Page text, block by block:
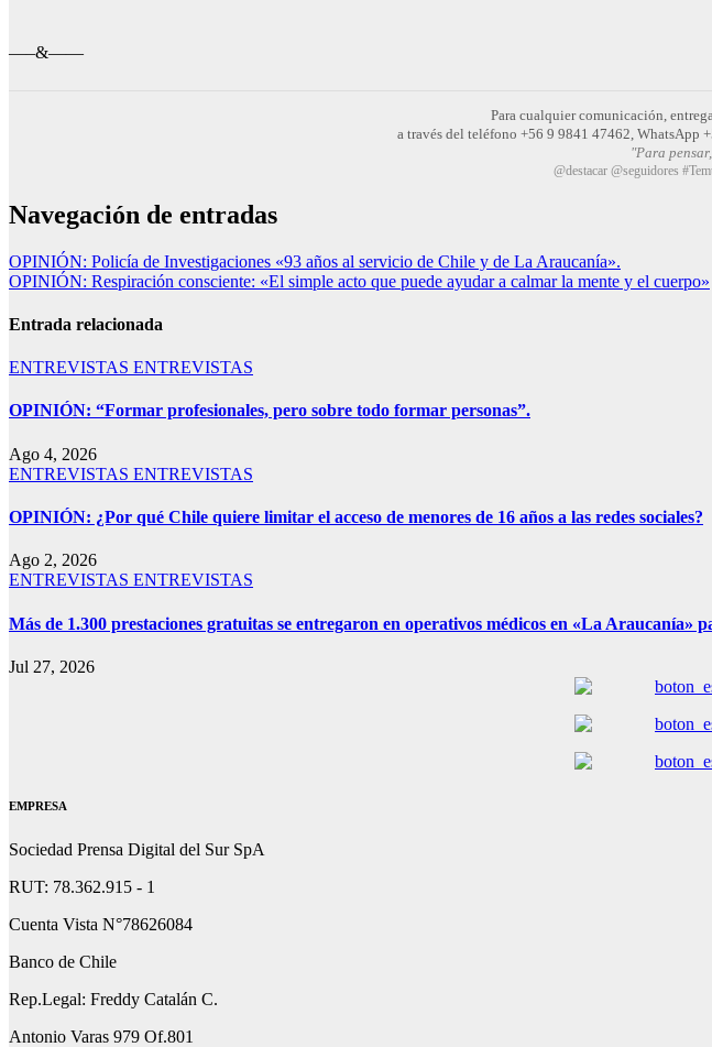
—–&——
Para cualquier comunicación,
a través del teléfono +56 9 9841 47462, WhatsApp
"Para
@destacar @seguidores
Navegación de entradas
OPINIÓN: Policía de Investigaciones «93 años al servicio de Chile y de La Araucanía».
OPINIÓN: Respiración consciente: «El simple acto que puede ayudar a calmar la mente y el cuerpo»
Entrada relacionada
ENTREVISTAS ENTREVISTAS
OPINIÓN: “Formar profesionales, pero sobre todo formar personas”.
Ago 4, 2026
ENTREVISTAS ENTREVISTAS
OPINIÓN: ¿Por qué Chile quiere limitar el acceso de menores de 16 años a las redes sociales?
Ago 2, 2026
ENTREVISTAS ENTREVISTAS
Más de 1.300 prestaciones gratuitas se entregaron en operativos médicos en «La Araucanía»
Jul 27, 2026
EMPRESA
Sociedad Prensa Digital del Sur SpA
RUT: 78.362.915 - 1
Cuenta Vista N°78626084
Banco de Chile
Rep.Legal: Freddy Catalán C.
Antonio Varas 979 Of.801